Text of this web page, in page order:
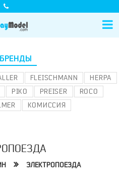
FLEISCHMANN
HERPA
PIKO PREISER
ROCO
КОМИССИЯ
ЭЛЕКТРОПОЕЗДА